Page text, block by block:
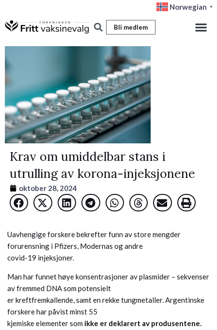
til
Norwegian ▼
Bli medlem
Krav om umiddelbar stans i
utrulling av korona-injeksjonene
oktober 28, 2024
Uavhengige forskere bekrefter funn av store mengder
forurensning i Pfizers, Modernas og andre
covid-19 injeksjoner.
Man har funnet høye konsentrasjoner av plasmider – sekvenser
av fremmed DNA som potensielt
er kreftfremkallende, samt en rekke tungmetaller. Argentinske
forskere har påvist minst 55
kjemiske elementer som ikke er deklarert av produsentene.